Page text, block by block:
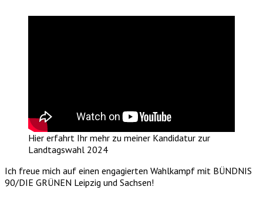
Hier erfahrt Ihr mehr zu meiner Kandidatur zur
Landtagswahl 2024
Ich freue mich auf einen engagierten Wahlkampf mit BÜNDNIS
90/DIE GRÜNEN Leipzig und Sachsen!